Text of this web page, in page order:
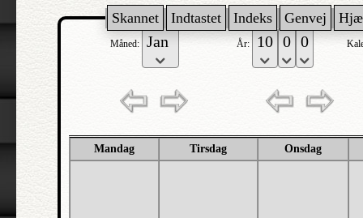
Skannet Indtastet Indeks Genvej
Måned: År:
Mandag Tirsdag Onsdag